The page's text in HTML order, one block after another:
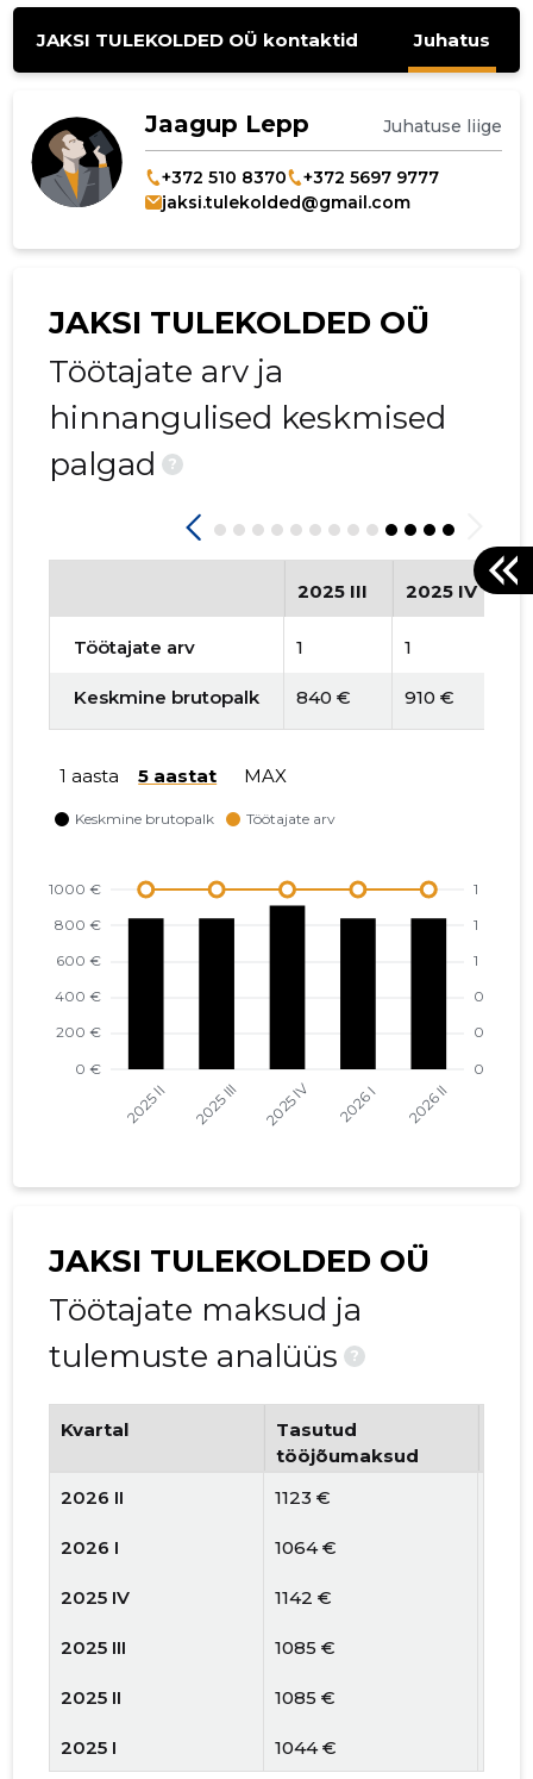
JAKSI TULEKOLDED OÜ kontaktid Juhatus
Jaagup Lepp Juhatuse liige
+372 510 8370
+372 5697 9777
jaksi.tulekolded@gmail.com
JAKSI TULEKOLDED OÜ
Töötajate arv ja
hinnangulised keskmised
palgad
?
2025 III 2025 IV
Töötajate arv 1 1
Keskmine brutopalk 840 € 910 €
1 aasta 5 aastat MAX
JAKSI TULEKOLDED OÜ
Töötajate maksud ja
tulemuste analüüs
?
Kvartal
Tasutud
tööjõumaksud
2026 II
1123 €
2026 I 1064 €
2025 IV 1142 €
2025 III 1085 €
2025 II 1085 €
2025 I 1044 €